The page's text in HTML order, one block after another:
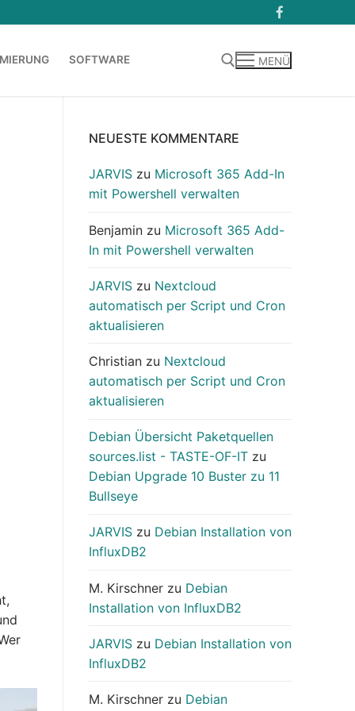
SOFTWARE MENÜ
NEUESTE KOMMENTARE
JARVIS zu Microsoft 365 Add-In
mit Powershell verwalten
Benjamin zu Microsoft 365 Add-
In mit Powershell verwalten
JARVIS zu Nextcloud
automatisch per Script und Cron
aktualisieren
Christian zu Nextcloud
automatisch per Script und Cron
aktualisieren
Debian Übersicht Paketquellen
sources.list - TASTE-OF-IT zu
Debian Upgrade 10 Buster zu 11
Bullseye
JARVIS zu Debian Installation von
InfluxDB2
M. Kirschner zu Debian
Installation von InfluxDB2
JARVIS zu Debian Installation von
InfluxDB2
M. Kirschner zu Debian